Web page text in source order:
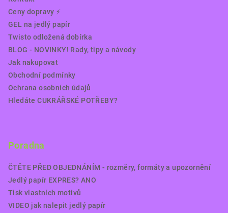
Ceny dopravy ⚡️
GEL na jedlý papír
Twisto odložená dobírka
BLOG - NOVINKY! Rady, tipy a návody
Jak nakupovat
Obchodní podmínky
Ochrana osobních údajů
Hledáte CUKRÁŘSKÉ POTŘEBY?
Poradna
ČTĚTE PŘED OBJEDNÁNÍM - rozměry, formáty a upozornění
Jedlý papír EXPRES? ANO
Tisk vlastních motivů
VIDEO jak nalepit jedlý papír